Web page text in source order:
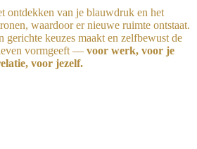
ontdekken van je blauwdruk en het
waardoor er nieuwe ruimte ontstaat.
gerichte keuzes maakt en zelfbewust de
vormgeeft — voor werk, voor je
voor jezelf.